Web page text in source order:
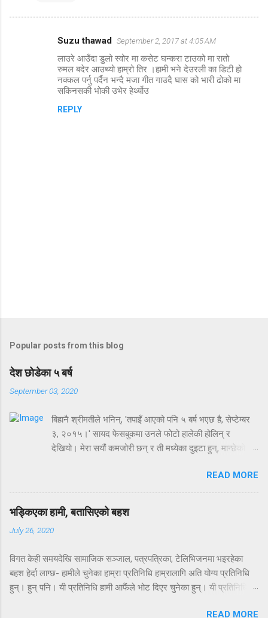
Suzu thawad September 2, 2017 at 4:05 AM
लाउरे आउँदा डुलो स्वोर मा कसेट घन्करा टाउको मा रातो
रुमल बदेर आउथ्यो हाम्रो तिर ।हामी भने देउरली का डिटी हो
नक्कल पर्नु पर्दैन भन्दै मजा गीत गाउदै घास को भारी ढोको मा
सकिनसकी भोकी उभेर हेर्थ्योउ
REPLY
t
C
o
m
n
Popular posts from this blog
देश छोडेका ५ बर्ष
September 03, 2020
बिहानै श्रीमतीले भनिन्, 'तपाइँ आएको पनि ५ बर्ष भएछ है, सेप्टेम्बर
३, २०१५।' सायद फेसबुकमा उनले फोटो हालेकी होलिन् र
देखियो। मेरा सयौं कमजोरी छन् र ती मध्येका दुइटा हुन्, मान्छेको
दिइन्न त्योकुरा याद हुन्न' भन्छन्। मेरा यी कमजोरीलाई त्यही एकथरी
मान्छेले भनेकै आधारमा तौलिने हो भने 'मेरो जीवनमा के र कसको
महत्व छ?' भनेर खोज्न म असमर्थ हुन्छु सायद। अर्काले शुभकामना
दिनु अघि आफ्नो जन्मदिन थाहा नहुने मान्छे संसारमा कमै हुन्छन्
होला। अँ, अर्काथरी मान्छे भन्छन्, आफ्नै जन्मदिन पनि याद नगर्ने
---- ---- -------- ----
READ MORE
भड्किएका हामी, बतासिएको बहश
July 26, 2020
विगत केही समयदेखि सामाजिक सञ्जाल, पत्रपत्रिका, टेलिभिजनमा भइरहेका
बहश हेर्दा लाग्छ- हामीले चुनेका हाम्रा प्रतिनिधि हाम्रालागि अति योग्य प्रतिनिधि
हुन्। हुन् पनि। यी प्रतिनिधि हामी आफैंले भोट दिएर चुनेका हुन्। यी प्रतिनिधिले
READ MORE